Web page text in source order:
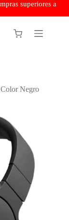
superiores a
Negro